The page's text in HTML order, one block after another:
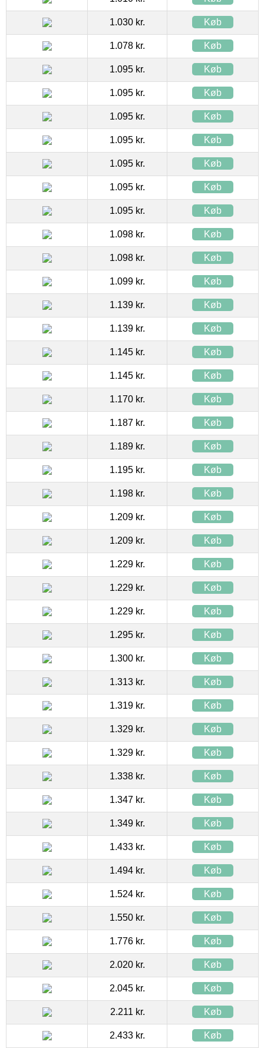
1.030 kr. Køb
1.078 kr. Køb
1.095 kr. Køb
1.095 kr. Køb
1.095 kr. Køb
1.095 kr. Køb
1.095 kr. Køb
1.095 kr. Køb
1.095 kr. Køb
1.098 kr. Køb
1.098 kr. Køb
1.099 kr. Køb
1.139 kr. Køb
1.139 kr. Køb
1.145 kr. Køb
1.145 kr. Køb
1.170 kr. Køb
1.187 kr. Køb
1.189 kr. Køb
1.195 kr. Køb
1.198 kr. Køb
1.209 kr. Køb
1.209 kr. Køb
1.229 kr. Køb
1.229 kr. Køb
1.229 kr. Køb
1.295 kr. Køb
1.300 kr. Køb
1.313 kr. Køb
1.319 kr. Køb
1.329 kr. Køb
1.329 kr. Køb
1.338 kr. Køb
1.347 kr. Køb
1.349 kr. Køb
1.433 kr. Køb
1.494 kr. Køb
1.524 kr. Køb
1.550 kr. Køb
1.776 kr. Køb
2.020 kr. Køb
2.045 kr. Køb
2.211 kr. Køb
2.433 kr. Køb